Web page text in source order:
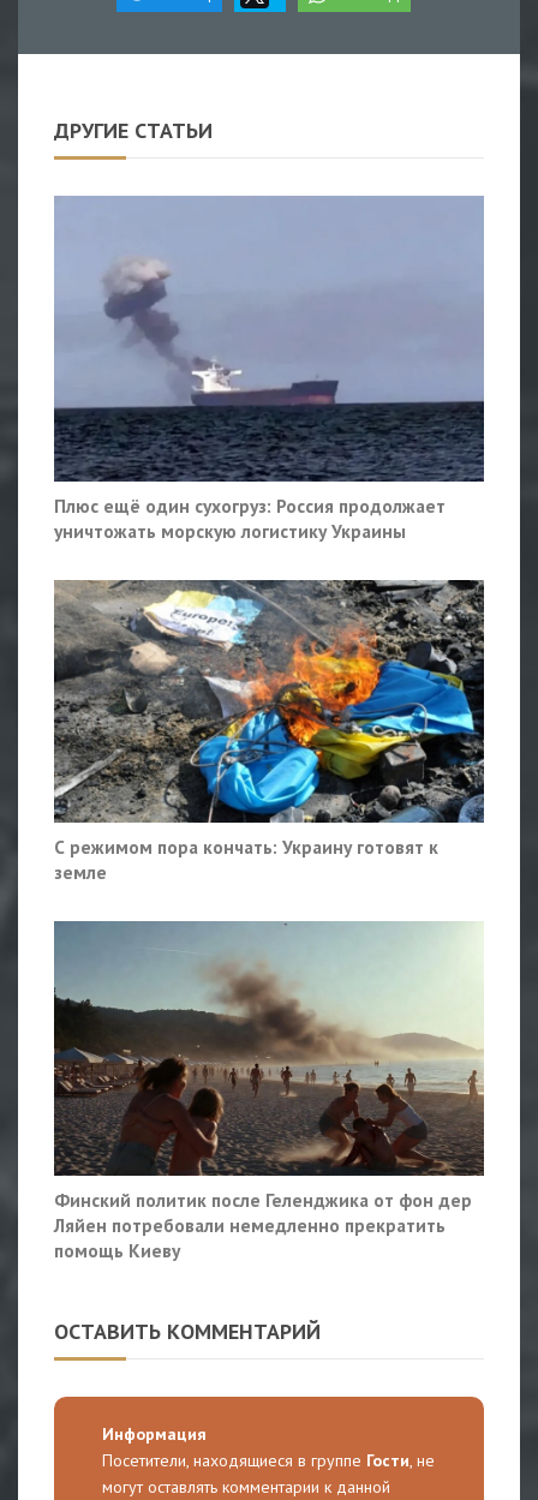
ДРУГИЕ СТАТЬИ
Плюс ещё один сухогруз: Россия продолжает
уничтожать морскую логистику Украины
С режимом пора кончать: Украину готовят к
земле
Финский политик после Геленджика от фон дер
Ляйен потребовали немедленно прекратить
помощь Киеву
ОСТАВИТЬ КОММЕНТАРИЙ
Информация
Посетители, находящиеся в группе Гости, не
могут оставлять комментарии к данной